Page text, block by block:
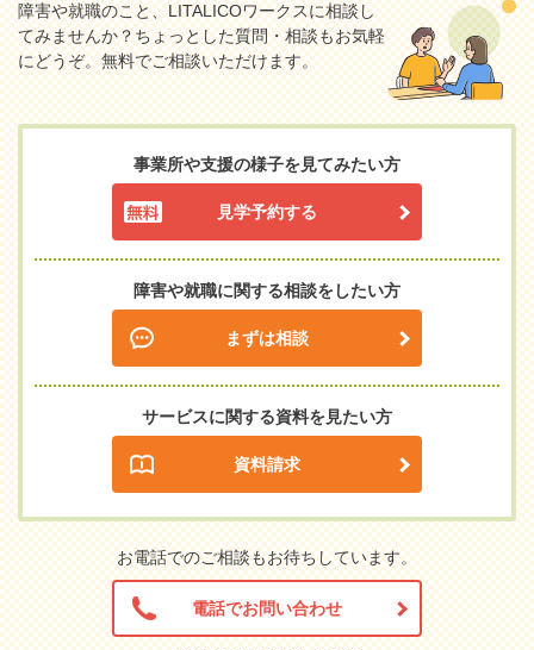
障害や就職のこと、LITALICOワークスに相談し
てみませんか？ちょっとした質問・相談もお気軽
にどうぞ。無料でご相談いただけます。
事業所や支援の様子を見てみたい方
見学予約する
障害や就職に関する相談をしたい方
まずは相談
サービスに関する資料を見たい方
資料請求
お電話でのご相談もお待ちしています。
電話でお問い合わせ